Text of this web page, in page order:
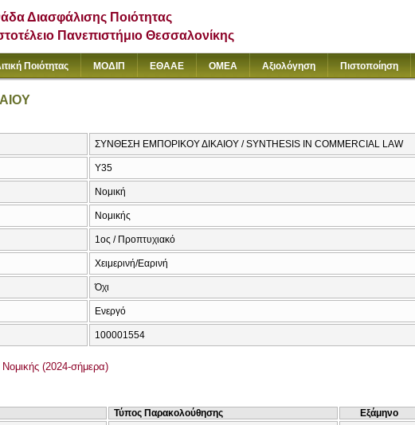
Διασφάλισης Ποιότητας
Πανεπιστήμιο Θεσσαλονίκης
Ποιότητας ΜΟΔΙΠ ΕΘΑΑΕ ΟΜΕΑ Αξιολόγηση Πιστοποίηση
ΣΥΝΘΕΣΗ ΕΜΠΟΡΙΚΟΥ ΔΙΚΑΙΟΥ / SYNTHESIS IN COMMERCIAL LAW
Υ35
Νομική
Νομικής
1ος / Προπτυχιακό
Χειμερινή/Εαρινή
Όχι
Ενεργό
100001554
(2024-σήμερα)
Τύπος Παρακολούθησης Εξάμηνο